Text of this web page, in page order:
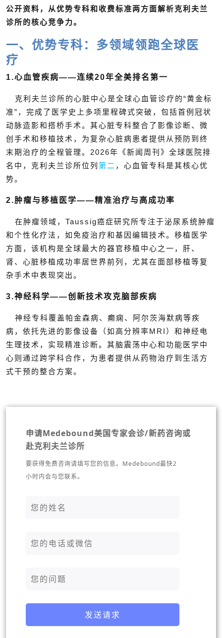
公开资料，从优势专科和收费标准两方面解析克利夫兰
诊所的核心竞争力。
一、优势专科：多领域领跑全球医
疗
1.心血管疾病——连续20年全美排名第一
克利夫兰诊所的心脏中心是全球心血管诊疗的“黄金标
准”，完成了医学史上多项里程碑式突破，包括首例冠状
动脉造影和搭桥手术。其心脏专科整合了影像诊断、微
创手术和移植技术，为复杂心脏病患者提供从预防到终
末期治疗的全程管理。2026年《新闻周刊》全球医院排
名中，克利夫兰诊所位列 第二 ，心血管专科是其核心优
势。
2.肿瘤与移植医学——精准治疗与高成功率
在肿瘤领域，Taussig癌症研究所专注于泌尿系统肿瘤
和个性化疗法，如免疫治疗和基因编辑技术。移植医学
方面，该机构是全球最大的器官移植中心之一，肝、
肾、心脏移植成功率居世界前列，尤其在面部移植等复
杂手术中表现突出。
3.神经科学——创新技术攻克脑部疾病
神经专科覆盖帕金森病、癫痫、阿尔茨海默病等疾
病，依托先进的影像设备（如高分辨率MRI）和神经电
生理技术，实现精准诊断。其脑震荡中心和功能医学中
心则通过跨学科合作，为患者提供从药物治疗到生活方
式干预的整合方案。
申请Medebound美国专家会诊/新药咨询或
赴克利夫兰诊所
要获得免费咨询请填写您的信息。Medebound最快2
小时内会与您联系。
发送请求